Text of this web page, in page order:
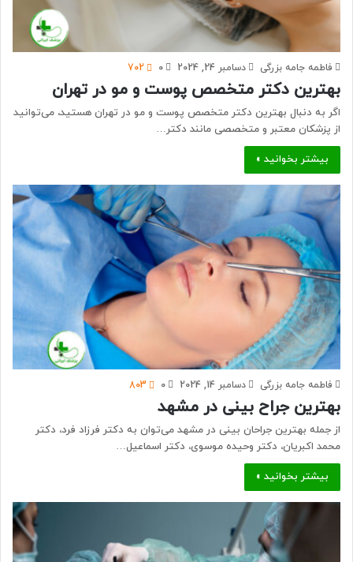
فاطمه جامه بزرگی دسامبر 24, 2024 0
702
بهترین دکتر متخصص پوست و مو در تهران
اگر به دنبال بهترین دکتر متخصص پوست و مو در تهران هستید، می‌توانید
از پزشکان معتبر و متخصصی مانند دکتر…
بیشتر بخوانید »
فاطمه جامه بزرگی دسامبر 14, 2024 0
803
بهترین جراح بینی در مشهد
از جمله بهترین جراحان بینی در مشهد می‌توان به دکتر فرزاد فرد، دکتر
محمد اکبریان، دکتر وحیده موسوی، دکتر اسماعیل…
بیشتر بخوانید »